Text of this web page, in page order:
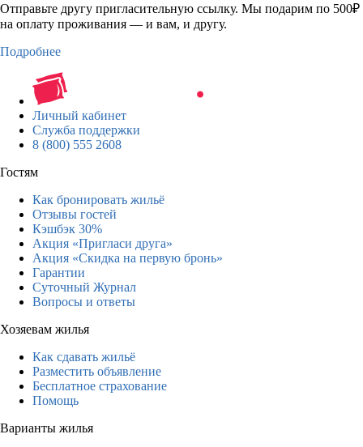
Отправьте другу пригласительную ссылку. Мы подарим по 500₽
на оплату проживания — и вам, и другу.
Подробнее
Личный кабинет
Служба поддержки
8 (800) 555 2608
Гостям
Как бронировать жильё
Отзывы гостей
Кэшбэк 30%
Акция «Пригласи друга»
Акция «Скидка на первую бронь»
Гарантии
Суточный Журнал
Вопросы и ответы
Хозяевам жилья
Как сдавать жильё
Разместить объявление
Бесплатное страхование
Помощь
Варианты жилья